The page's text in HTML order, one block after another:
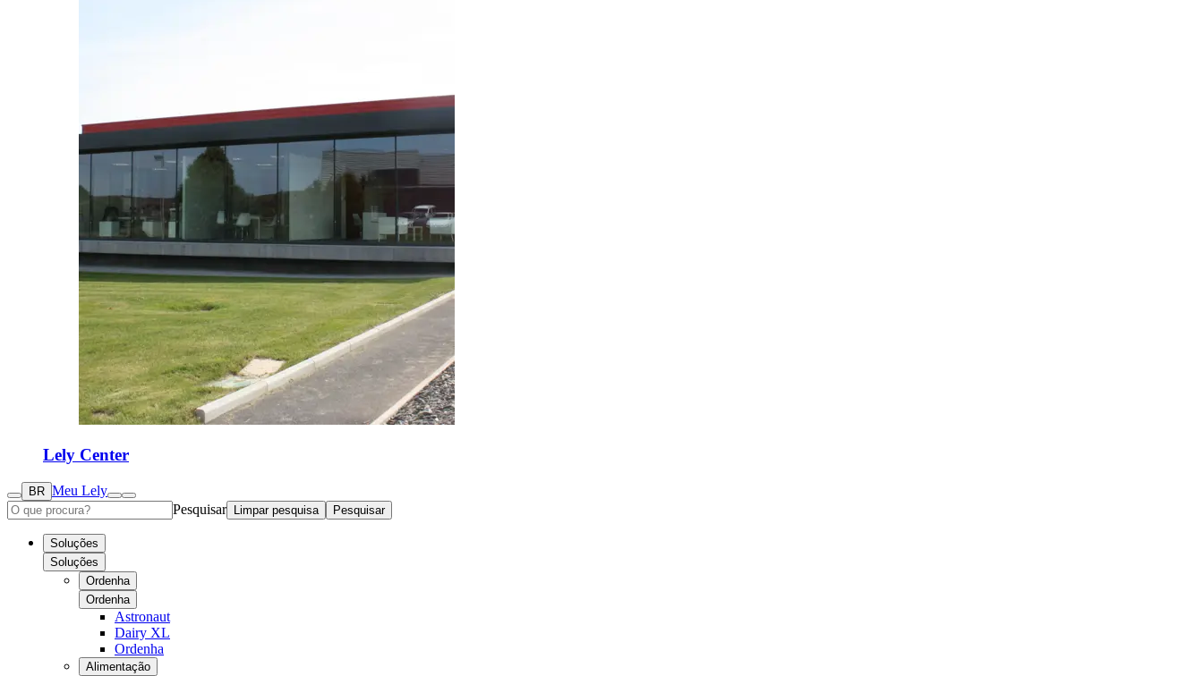
Lely Center
BR Meu Lely
Pesquisar
Limpar pesquisa Pesquisar
Soluções
Soluções
Ordenha
Ordenha
Astronaut
Dairy XL
Ordenha
Alimentação